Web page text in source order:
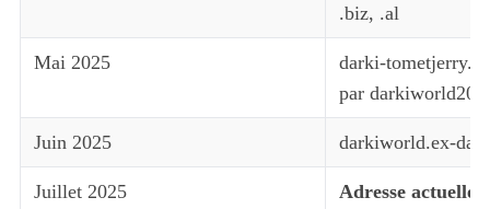
.biz, .al
Mai 2025
darki-
par
Juin 2025 darkiworld.ex-
Juillet 2025
Adresse actuelle